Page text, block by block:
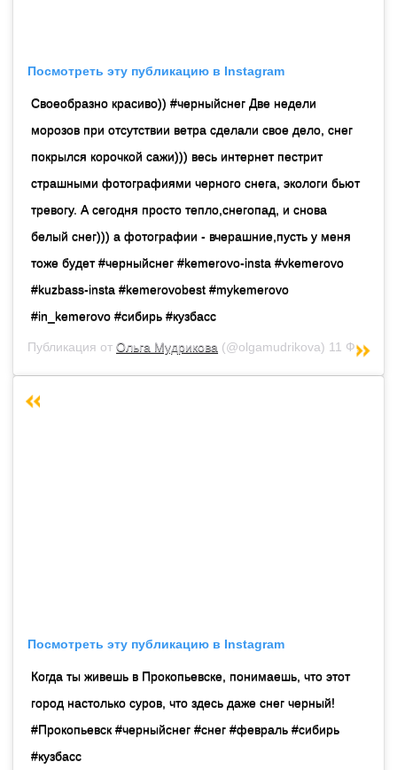
Посмотреть эту публикацию в Instagram
Своеобразно красиво)) #черныйснег Две недели
морозов при отсутствии ветра сделали свое дело, снег
покрылся корочкой сажи))) весь интернет пестрит
страшными фотографиями черного снега, экологи бьют
тревогу. А сегодня просто тепло,снегопад, и снова
белый снег))) а фотографии - вчерашние,пусть у меня
тоже будет #черныйснег #kemerovo-insta #vkemerovo
#kuzbass-insta #kemerovobest #mykemerovo
#in_kemerovo #сибирь #кузбасс
Публикация отОльга Мудрикова (@olgamudrikova) 11 Фев 2019 в 8:39 PST
Посмотреть эту публикацию в Instagram
Когда ты живешь в Прокопьевске, понимаешь, что этот
город настолько суров, что здесь даже снег черный!
#Прокопьевск #черныйснег #снег #февраль #сибирь
#кузбасс